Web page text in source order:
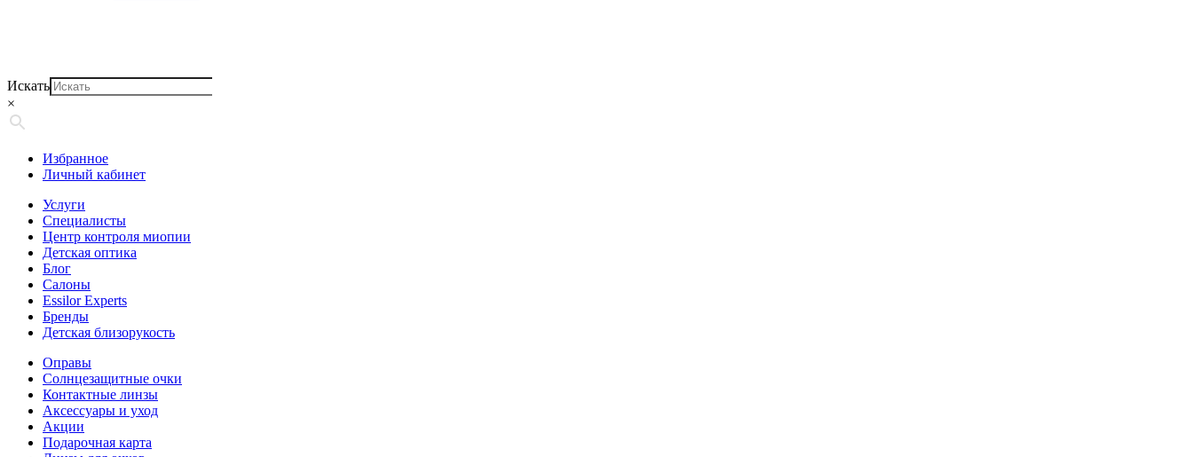
Искать
×
Избранное
Личный кабинет
Услуги
Специалисты
Центр контроля миопии
Детская оптика
Блог
Салоны
Essilor Experts
Бренды
Детская близорукость
Оправы
Солнцезащитные очки
Контактные линзы
Аксессуары и уход
Акции
Подарочная карта